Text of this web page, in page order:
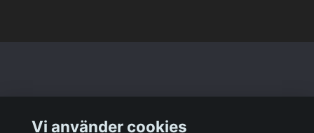
Vi använder cookies